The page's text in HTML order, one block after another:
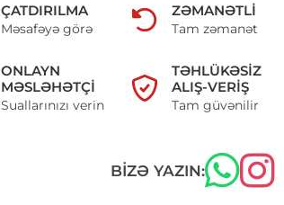
ÇATDIRILMA
Məsafəyə görə
ZƏMANƏTLI
Tam zəmanət
ONLAYN
MƏSLƏHƏTÇI
Suallarınızı verin
TƏHLÜKƏSIZ
ALIŞ-VERIŞ
Tam güvənilir
BIZƏ YAZIN: